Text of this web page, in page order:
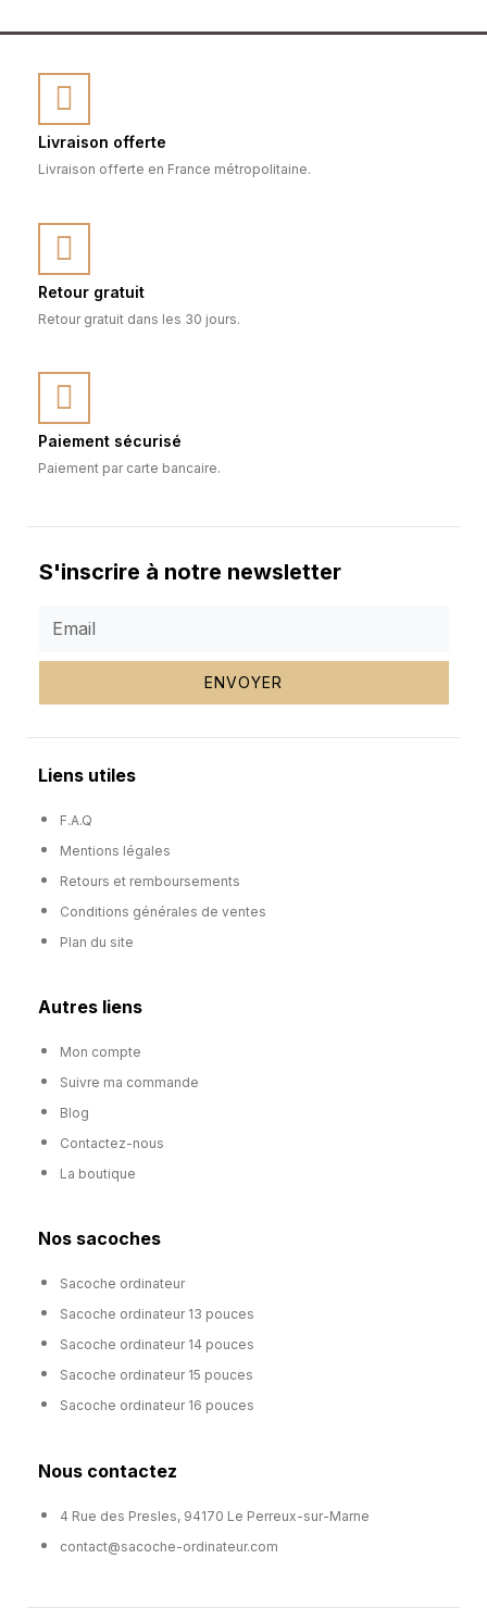
Livraison offerte
Livraison offerte en France métropolitaine.
Retour gratuit
Retour gratuit dans les 30 jours.
Paiement sécurisé
Paiement par carte bancaire.
S'inscrire à notre newsletter
ENVOYER
Liens utiles
F.A.Q
Mentions légales
Retours et remboursements
Conditions générales de ventes
Plan du site
Autres liens
Mon compte
Suivre ma commande
Blog
Contactez-nous
La boutique
Nos sacoches
Sacoche ordinateur
Sacoche ordinateur 13 pouces
Sacoche ordinateur 14 pouces
Sacoche ordinateur 15 pouces
Sacoche ordinateur 16 pouces
Nous contactez
4 Rue des Presles, 94170 Le Perreux-sur-Marne
contact@sacoche-ordinateur.com